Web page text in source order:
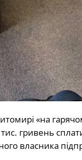
«на
гривень
власника